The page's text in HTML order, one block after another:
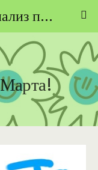
ABA (прикладной анализ поведения) - ТЕОРИЯ И ПРАКТИКА